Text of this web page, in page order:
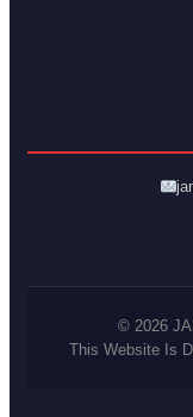
© 2026
This Website Is